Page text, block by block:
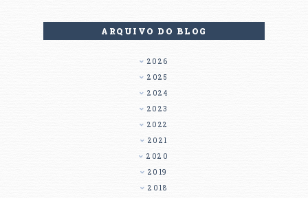
ARQUIVO DO BLOG
2026
2025
2024
2023
2022
2021
2020
2019
2018